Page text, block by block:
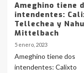
Ameghino tiene
intendentes:
Tellechea y
Mittelbach
5 enero, 2023
Ameghino tiene dos
intendentes: Calixto
5
Los